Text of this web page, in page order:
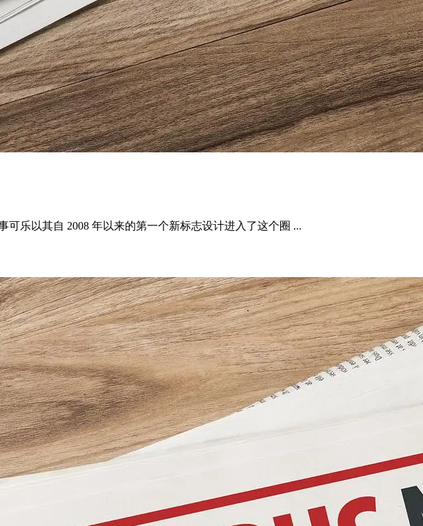
乐以其自 2008 年以来的第一个新标志设计进入了这个圈 ...